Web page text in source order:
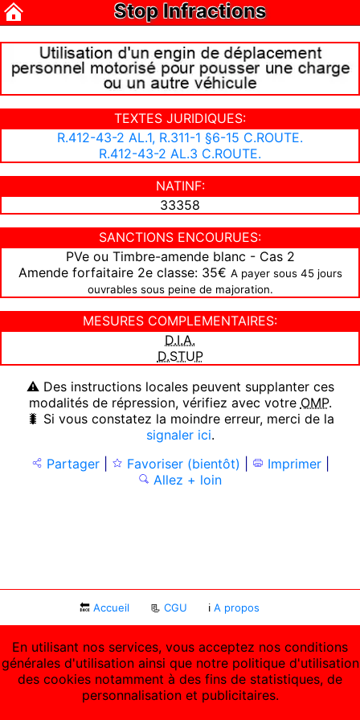
Stop Infractions
TEXTES JURIDIQUES:
R.412-43-2 AL.1, R.311-1 §6-15 C.ROUTE.
R.412-43-2 AL.3 C.ROUTE.
NATINF:
33358
SANCTIONS ENCOURUES:
PVe ou Timbre-amende blanc - Cas 2
Amende forfaitaire 2e classe: 35€ A payer sous 45 jours
ouvrables sous peine de majoration.
MESURES COMPLEMENTAIRES:
D.I.A.
D.STUP
⚠ Des instructions locales peuvent supplanter ces
modalités de répression, vérifiez avec votre OMP.
🐛 Si vous constatez la moindre erreur, merci de la
signaler ici.
Partager| Favoriser (bientôt) Imprimer|
Allez + loin
🔙 Accueil 📃 CGU ℹ A propos
En utilisant nos services, vous acceptez nos conditions
générales d'utilisation ainsi que notre politique d'utilisation
des cookies notamment à des fins de statistiques, de
personnalisation et publicitaires.